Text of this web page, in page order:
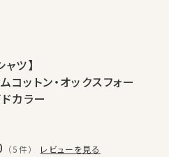
ツ】
コットン・オックスフォー
カラー
（5件） レビューを見る